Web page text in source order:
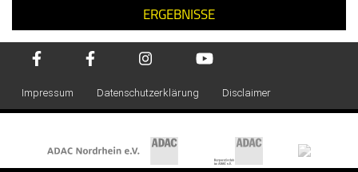
ERGEBNISSE
Impressum Datenschutzerklärung Disclaimer